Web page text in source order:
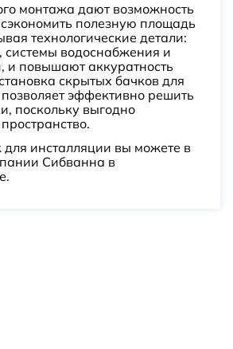
монтажа дают возможность
полезную площадь
технологические детали:
системы водоснабжения и
и повышают аккуратность
скрытых бачков для
эффективно решить
поскольку выгодно
для инсталляции вы можете в
Сибванна в